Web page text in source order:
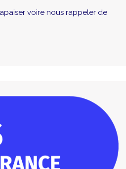
voire nous rappeler de